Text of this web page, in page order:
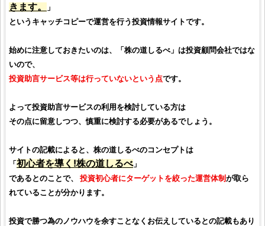
きます。
」
というキャッチコピーで運営を行う投資情報サイトです。
始めに注意しておきたいのは、「株の道しるべ」は投資顧問会社ではな
いので、
投資助言サービス等は行っていないという点です。
よって投資助言サービスの利用を検討している方は
その点に留意しつつ、慎重に検討する必要があるでしょう。
サイトの記載によると、 株の道しるべのコンセプトは
「初心者を導く!株の道しるべ」
であるとのことで、 投資初心者にターゲットを絞った運営体制が取ら
れていることが分かります。
投資で勝つ為のノウハウを余すことなくお伝えしているとの記載もあり